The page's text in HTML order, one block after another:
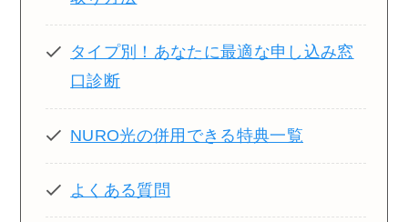
タイプ別！あなたに最適な申し込み窓
口診断
NURO光の併用できる特典一覧
よくある質問